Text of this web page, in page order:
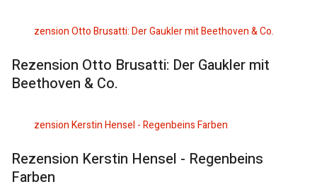
Rezension Otto Brusatti: Der Gaukler mit
Beethoven & Co.
Rezension Kerstin Hensel - Regenbeins
Farben